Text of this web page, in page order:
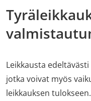
Leikkausta
jotka voivat myös
leikkauksen